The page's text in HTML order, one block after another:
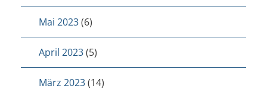
Mai 2023(6)
April 2023(5)
März 2023(14)